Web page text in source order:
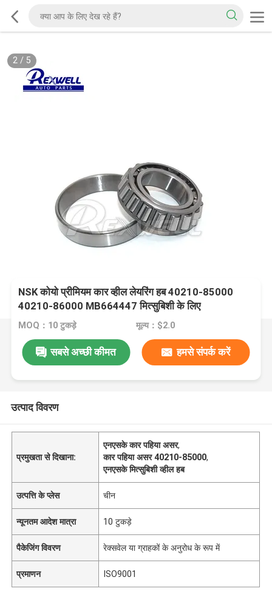
2/ 5
NSK कोयो प्रीमियम कार व्हील लेयरिंग हब 40210-85000
40210-86000 MB664447 मित्सुबिशी के लिए
MOQ：10 टुकड़े मूल्य：$2.0
सबसे अच्छी कीमत हमसे संपर्क करें
उत्पाद विवरण
प्रमुखता से दिखाना:
एनएसके कार पहिया असर,
कार पहिया असर 40210-85000,
एनएसके मित्सुबिशी व्हील हब
उत्पत्ति के प्लेस चीन
न्यूनतम आदेश मात्रा 10 टुकड़े
पैकेजिंग विवरण रेक्सवेल या ग्राहकों के अनुरोध के रूप में
प्रमाणन ISO9001